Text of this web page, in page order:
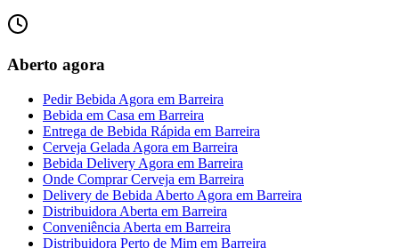
Aberto agora
Pedir Bebida Agora em Barreira
Bebida em Casa em Barreira
Entrega de Bebida Rápida em Barreira
Cerveja Gelada Agora em Barreira
Bebida Delivery Agora em Barreira
Onde Comprar Cerveja em Barreira
Delivery de Bebida Aberto Agora em Barreira
Distribuidora Aberta em Barreira
Conveniência Aberta em Barreira
Distribuidora Perto de Mim em Barreira